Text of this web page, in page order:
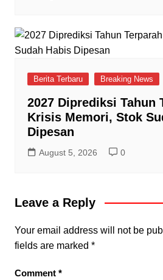
Berita Terbaru Breaking News
2027 Diprediksi Tahun
Krisis Memori, Stok
Dipesan
August 5, 2026 0
Leave a Reply
Your email address will not be
fields are marked *
Comment *